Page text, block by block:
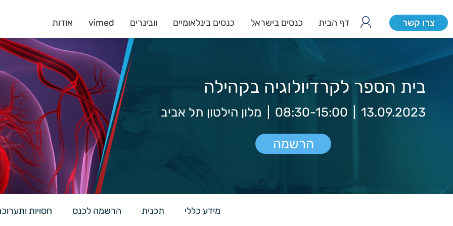
צרו קשר דף הבית כנסים בישראל כנסים בינלאומיים וובינרים vimed אודות
בית הספר לקרדיולוגיה בקהילה
13.09.2023
08:30-15:00 מלון הילטון תל אביב
הרשמה
מידע כללי תכנית הרשמה לכנס חסויות